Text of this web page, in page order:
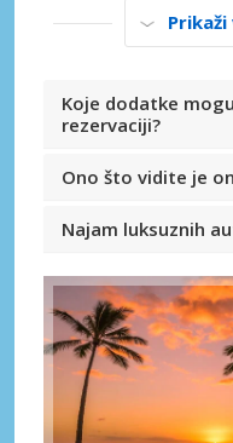
Koje dodatke
rezervaciji?
Ono što vidite je
Najam luksuznih